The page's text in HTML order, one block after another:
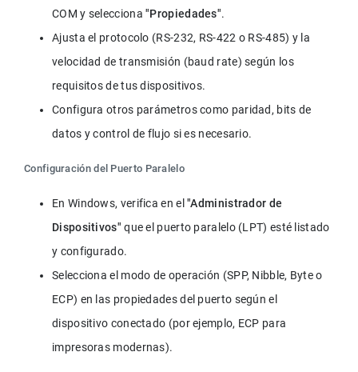
COM y selecciona "Propiedades".
Ajusta el protocolo (RS-232, RS-422 o RS-485) y la
velocidad de transmisión (baud rate) según los
requisitos de tus dispositivos.
Configura otros parámetros como paridad, bits de
datos y control de flujo si es necesario.
Configuración del Puerto Paralelo
En Windows, verifica en el "Administrador de
Dispositivos" que el puerto paralelo (LPT) esté listado
y configurado.
Selecciona el modo de operación (SPP, Nibble, Byte o
ECP) en las propiedades del puerto según el
dispositivo conectado (por ejemplo, ECP para
impresoras modernas).